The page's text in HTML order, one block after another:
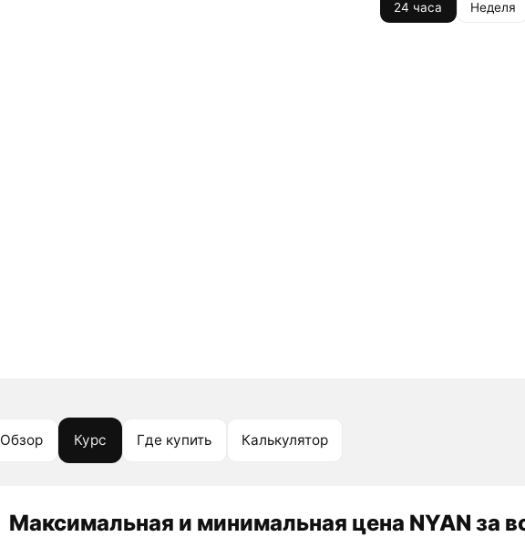
24 часа Неделя
Обзор Курс Где купить Калькулятор
Максимальная и минимальная цена NYAN за